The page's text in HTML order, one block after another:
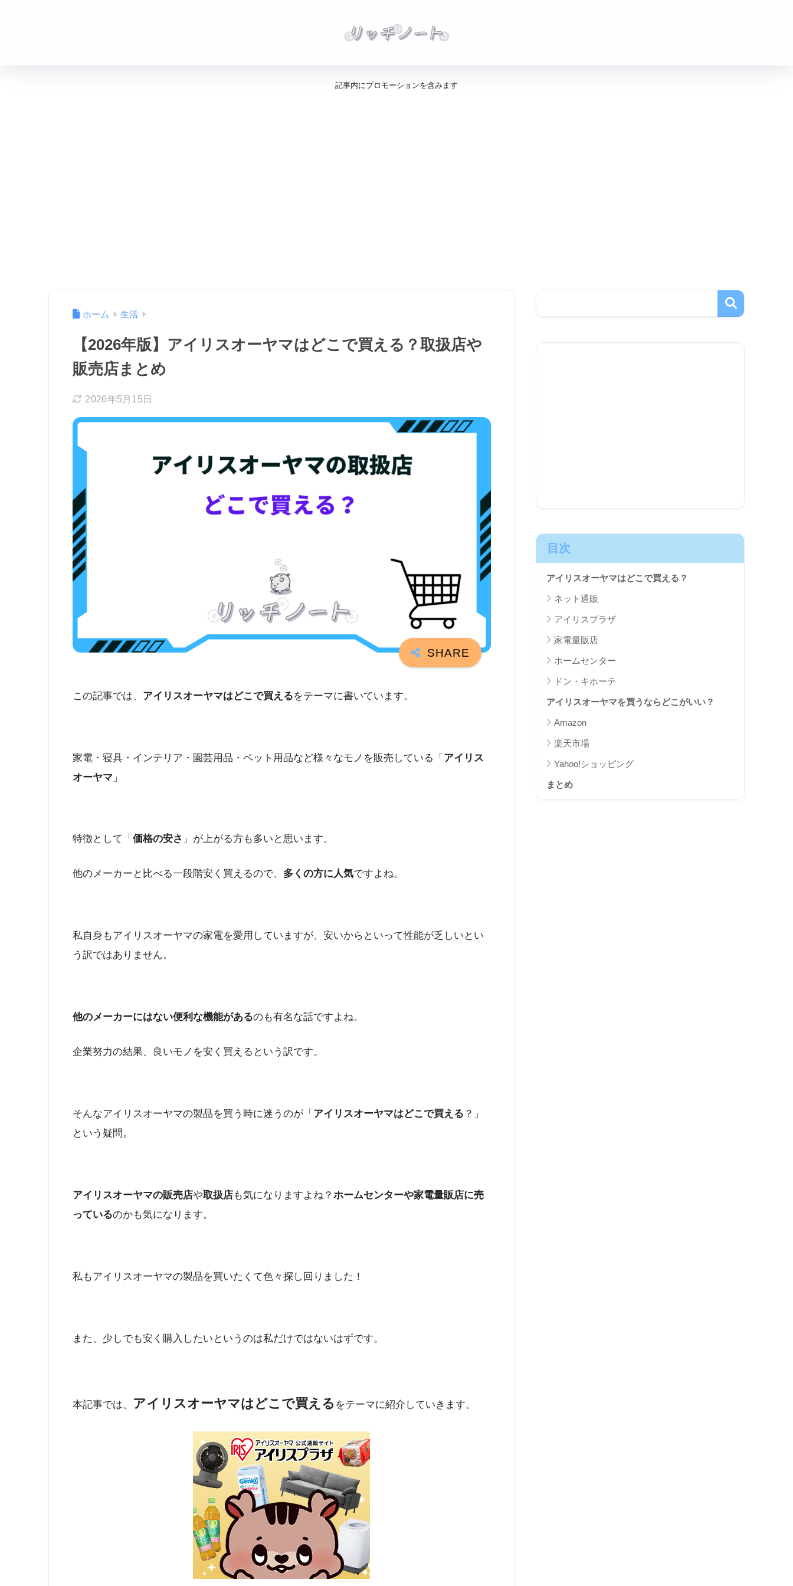
記事内にプロモーションを含みます
ホーム 生活
【2026年版】アイリスオーヤマはどこで買える？取扱店や
販売店まとめ
2026年5月15日
この記事では、 アイリスオーヤマはどこで買えるをテーマに書いています。
家電・寝具・インテリア・園芸用品・ペット用品など様々なモノを販売している「アイリス
オーヤマ 」
特徴として「 価格の安さ 」が上がる方も多いと思います。
他のメーカーと比べる一段階安く買えるので、 多くの方に人気ですよね。
私自身もアイリスオーヤマの家電を愛用していますが、安いからといって性能が乏しいとい
う訳ではありません。
他のメーカーにはない便利な機能があるのも有名な話ですよね。
企業努力の結果、良いモノを安く買えるという訳です。
そんなアイリスオーヤマの製品を買う時に迷うのが「 アイリスオーヤマはどこで買える ？」
という疑問。
アイリスオーヤマの販売店や取扱店も気になりますよね？ ホームセンターや家電量販店に売
っているのかも気になります。
私もアイリスオーヤマの製品を買いたくて色々探し回りました！
また、少しでも安く購入したいというのは私だけではないはずです。
本記事では、 アイリスオーヤマはどこで買える をテーマに紹介していきます。
目次
アイリスオーヤマはどこで買える？
ネット通販
アイリスプラザ
家電量販店
ホームセンター
ドン・キホーテ
アイリスオーヤマを買うならどこがいい？
Amazon
楽天市場
Yahoo!ショッピング
まとめ